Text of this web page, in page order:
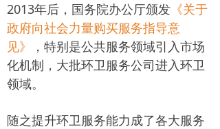
2013年后，国务院办公厅颁发 《关于
政府向社会力量购买服务指导意
见》
，特别是公共服务领域引入市场
化机制，大批环卫服务公司进入环卫
领域。
随之提升环卫服务能力成了各大服务